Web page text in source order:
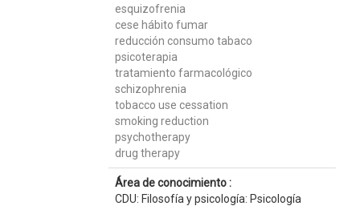
esquizofrenia
cese hábito fumar
reducción consumo tabaco
psicoterapia
tratamiento farmacológico
schizophrenia
tobacco use cessation
smoking reduction
psychotherapy
drug therapy
Área de conocimiento :
CDU: Filosofía y psicología: Psicología